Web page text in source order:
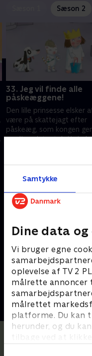
Samtykke
Dine data og
Vi bruger egne
oplevelse af TV 2
målrette annoncer
målrettet
platforme. Du kan
herunder, og du
tilbage ved at
Sæson 2
33. Jeg vil finde alle
påskeæggene!
Den lille prinsesse elsker
være på skattejagt efter
påskeæg, som kongen
rundt omkring i slottets
Andre så også
Stor & Lille
Børneserier • 1 sæsoner